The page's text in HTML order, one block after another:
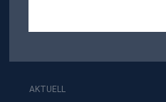
AKTUELL